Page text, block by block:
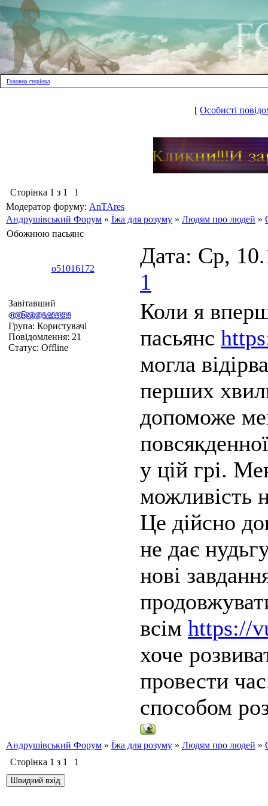
Головна сторінка
[ Особисті
Сторінка 1 з 1
1
Модератор форуму: AnTAres
Андрушівський Форум » Їжа для розуму » Людям про людей »
Обожнюю пасьянс
o51016172
Дата: Ср,
1
Завітавший
Група: Користувачі
Повідомлення: 21
Статус: Offline
Коли я
пасьянс
могла
перших
допоможе
у цій грі.
можливість
Це дійсно
не дає
нові
всім https://
хоче
провести
способом
Андрушівський Форум » Їжа для розуму » Людям про людей »
Сторінка 1 з 1 1